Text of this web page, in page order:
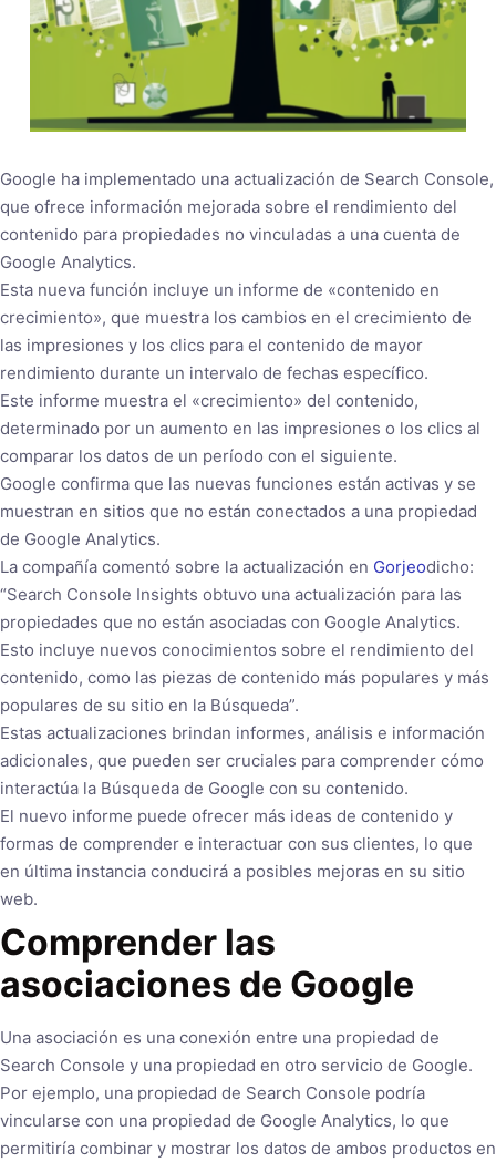
Google ha implementado una actualización de Search Console,
que ofrece información mejorada sobre el rendimiento del
contenido para propiedades no vinculadas a una cuenta de
Google Analytics.
Esta nueva función incluye un informe de «contenido en
crecimiento», que muestra los cambios en el crecimiento de
las impresiones y los clics para el contenido de mayor
rendimiento durante un intervalo de fechas específico.
Este informe muestra el «crecimiento» del contenido,
determinado por un aumento en las impresiones o los clics al
comparar los datos de un período con el siguiente.
Google confirma que las nuevas funciones están activas y se
muestran en sitios que no están conectados a una propiedad
de Google Analytics.
La compañía comentó sobre la actualización en Gorjeodicho:
“Search Console Insights obtuvo una actualización para las
propiedades que no están asociadas con Google Analytics.
Esto incluye nuevos conocimientos sobre el rendimiento del
contenido, como las piezas de contenido más populares y más
populares de su sitio en la Búsqueda”.
Estas actualizaciones brindan informes, análisis e información
adicionales, que pueden ser cruciales para comprender cómo
interactúa la Búsqueda de Google con su contenido.
El nuevo informe puede ofrecer más ideas de contenido y
formas de comprender e interactuar con sus clientes, lo que
en última instancia conducirá a posibles mejoras en su sitio
web.
Comprender las
asociaciones de Google
Una asociación es una conexión entre una propiedad de
Search Console y una propiedad en otro servicio de Google.
Por ejemplo, una propiedad de Search Console podría
vincularse con una propiedad de Google Analytics, lo que
permitiría combinar y mostrar los datos de ambos productos en